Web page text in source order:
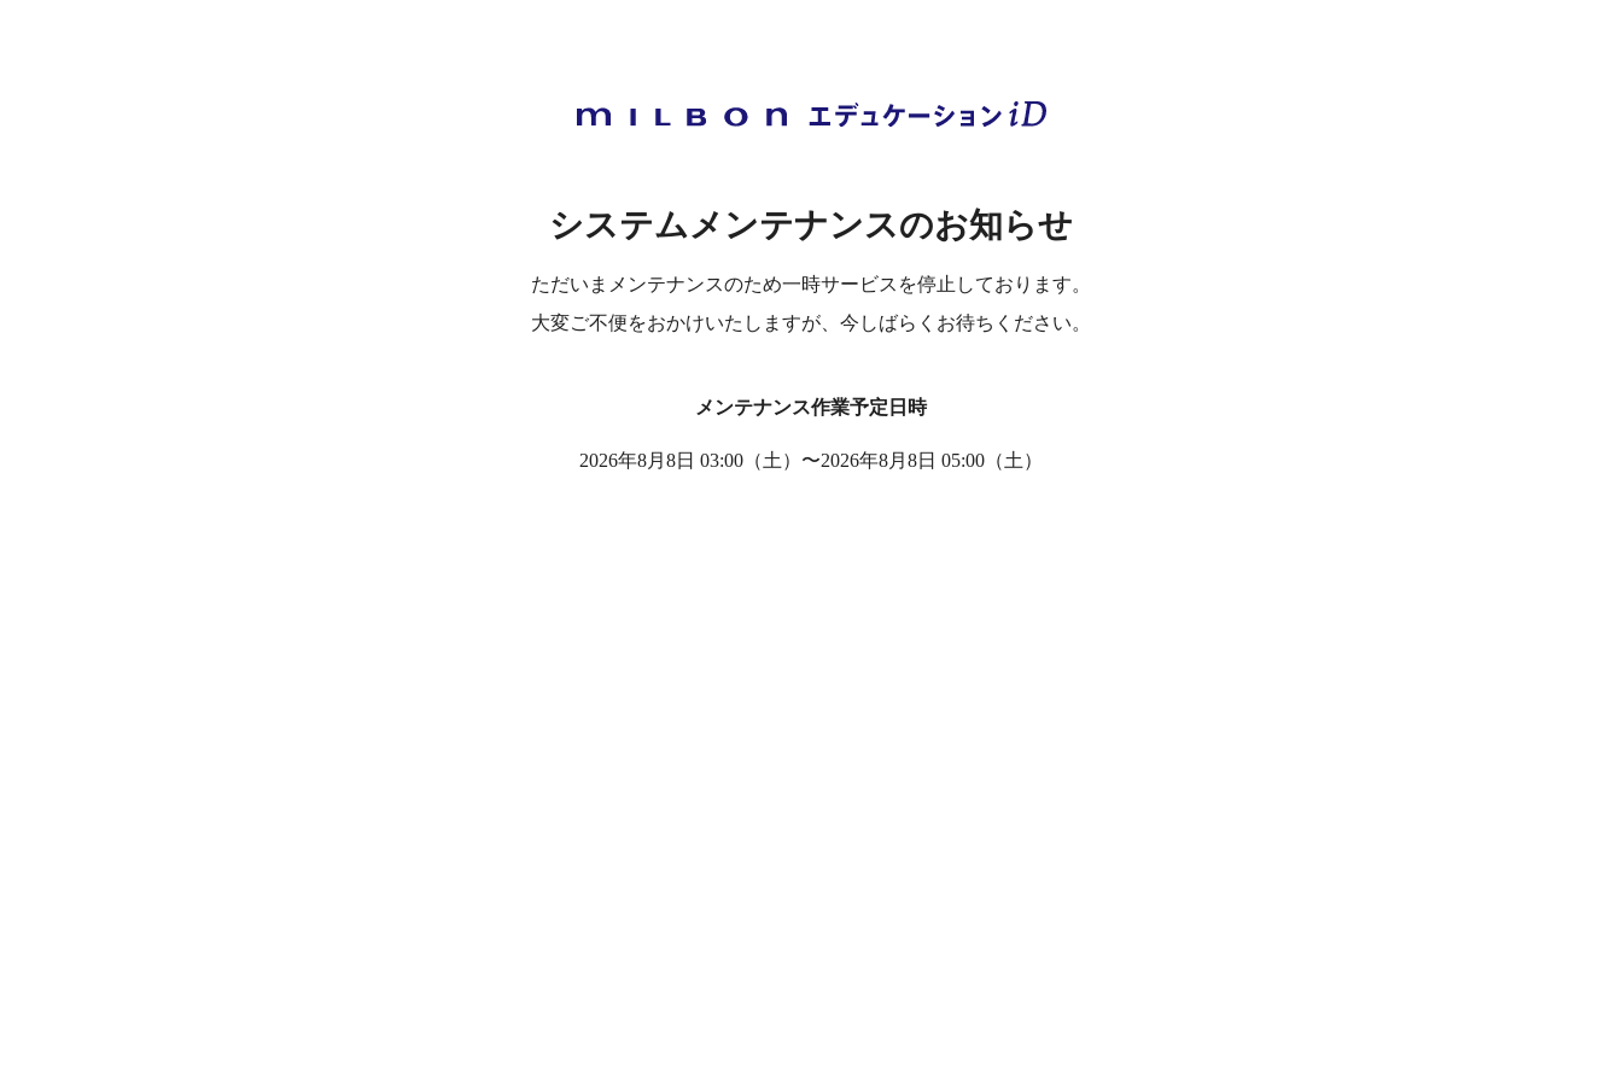
システムメンテナンスのお知らせ
ただいまメンテナンスのため一時サービスを停止しております。
大変ご不便をおかけいたしますが、 今しばらくお待ちください。
メンテナンス作業予定日時
2026年8月8日 03:00（土） 〜2026年8月8日 05:00（土）